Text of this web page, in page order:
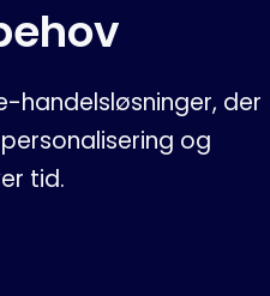
handelsløsninger, der
og
tid.